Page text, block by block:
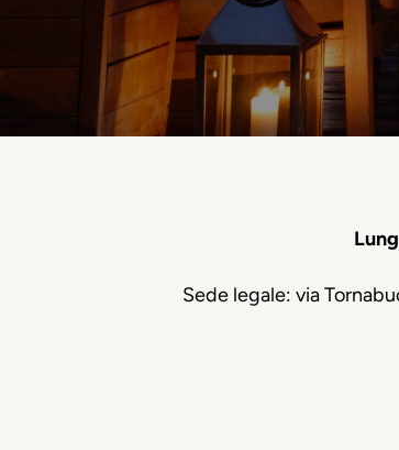
Sede legale: via